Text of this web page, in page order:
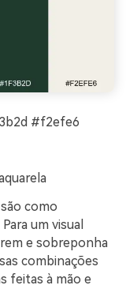
#f2efe6
como
um visual
e sobreponha
combinações
feitas à mão e